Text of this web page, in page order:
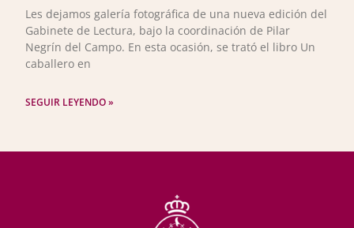
Les dejamos galería fotográfica de una nueva edición del
Gabinete de Lectura, bajo la coordinación de Pilar
Negrín del Campo. En esta ocasión, se trató el libro Un
caballero en
SEGUIR LEYENDO »